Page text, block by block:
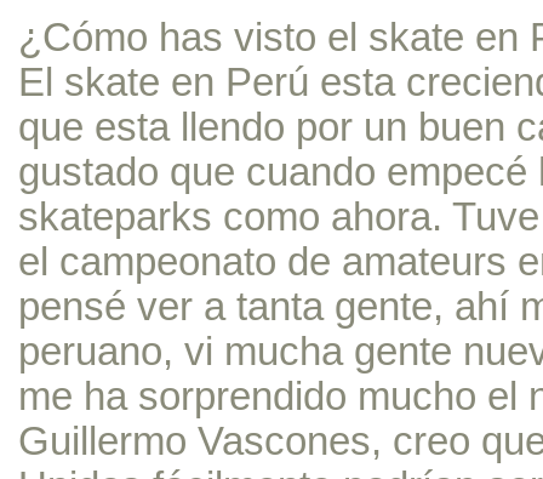
¿Cómo has visto el skate en
El skate en Perú esta
que esta llendo por un buen
gustado que cuando
skateparks como ahora.
el campeonato de amateurs
pensé ver a tanta gente, ahí
peruano, vi mucha gente
me ha sorprendido mucho el
Guillermo Vascones, creo